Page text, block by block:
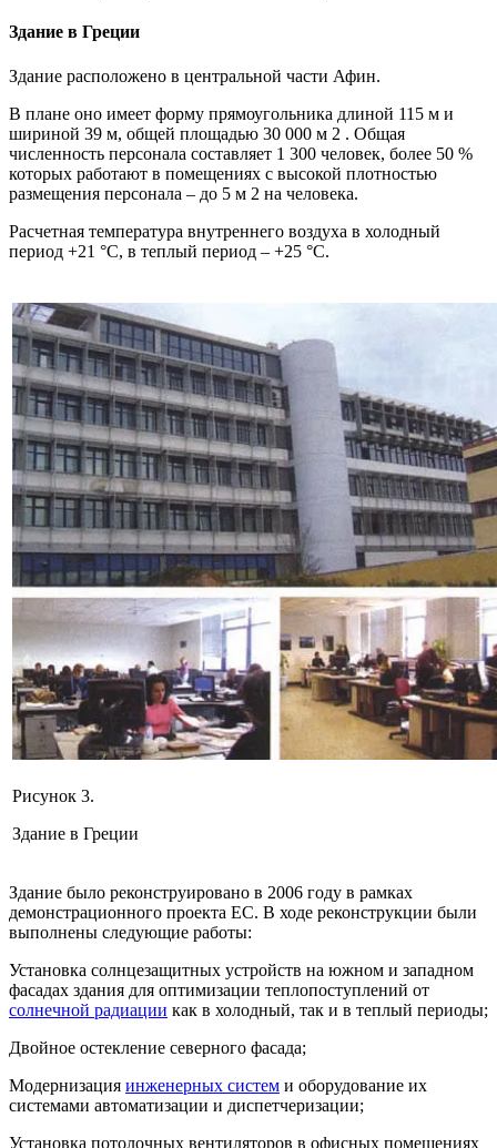
Здание в Греции
Здание расположено в центральной части Афин.
В плане оно имеет форму прямоугольника длиной 115 м и
шириной 39 м, общей площадью 30 000 м 2 . Общая
численность персонала составляет 1 300 человек, более 50 %
которых работают в помещениях с высокой плотностью
размещения персонала – до 5 м 2 на человека.
Расчетная температура внутреннего воздуха в холодный
период +21 °С, в теплый период – +25 °С.
Рисунок 3.
Здание в Греции
Здание было реконструировано в 2006 году в рамках
демонстрационного проекта ЕС. В ходе реконструкции были
выполнены следующие работы:
Установка солнцезащитных устройств на южном и западном
фасадах здания для оптимизации теплопоступлений от
солнечной радиации как в холодный, так и в теплый периоды;
Двойное остекление северного фасада;
Модернизация инженерных систем и оборудование их
системами автоматизации и диспетчеризации;
Установка потолочных вентиляторов в офисных помещениях